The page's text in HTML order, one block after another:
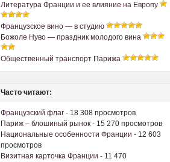
Литература Франции и ее влияние на Европу
Французское вино — в студию
Божоле Нуво — праздник молодого вина
Общественный транспорт Парижа
Часто читают:
Французский флаг - 18 308 просмотров
Париж – блошиный рынок - 15 270 просмотров
Национальные особенности Франции - 12 603
просмотров
Визитная карточка Франции - 11 470